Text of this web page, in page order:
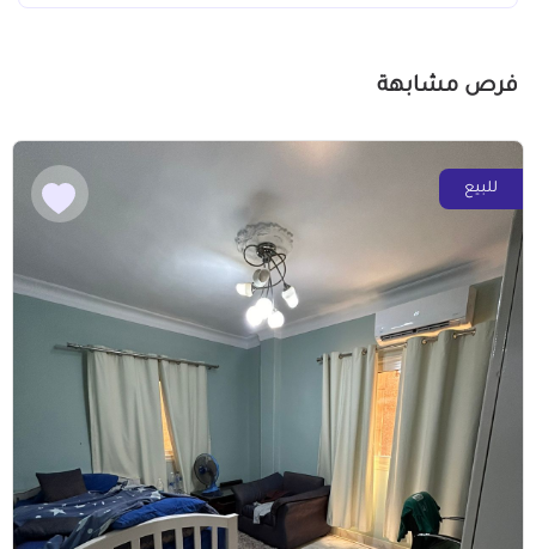
فرص مشابهة
للبيع